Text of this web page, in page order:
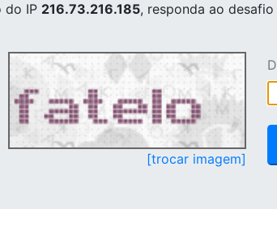
do IP 216.73.216.185, responda ao desafio
[trocar imagem]